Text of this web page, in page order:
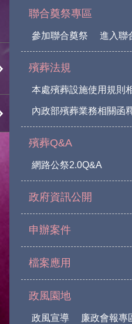
聯合奠祭專區
參加聯合奠祭 進入聯
殯葬法規
本處殯葬設施使用規則
內政部殯葬業務相關函
殯葬Q&A
網路公祭2.0Q&A
政府資訊公開
申辦案件
檔案應用
政風園地
政風宣導 廉政會報專